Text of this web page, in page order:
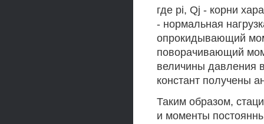
где pi, Qj - корни
- нормальная
опрокидывающий
поворачивающий
величины давления
констант получены
Таким образом,
и моменты